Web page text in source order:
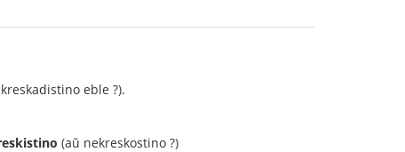
eble ?).
(aŭ nekreskostino ?)